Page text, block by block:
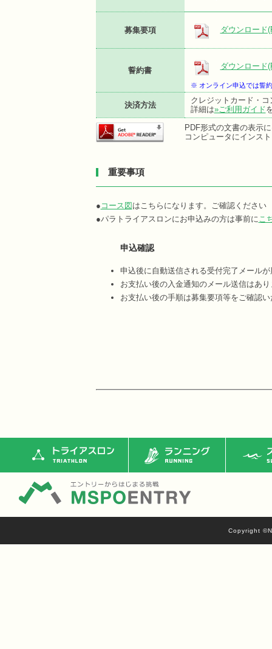
募集要項 ダウンロード
誓約書 ダウンロード
※ オンライン申込では誓
決済方法
クレジットカード・
詳細は»ご利用ガイド
PDF形式の文書の表示
コンピュータにインス
重要事項
● コース図 はこちらになります。ご確認ください
●パラトライアスロンにお申込みの方は事前にこ
申込確認
申込後に自動送信される受付完了メール
お支払い後の入金通知のメール送信はあ
お支払い後の手順は募集要項等をご確認
トライアスロン ランニング ス
Copyright